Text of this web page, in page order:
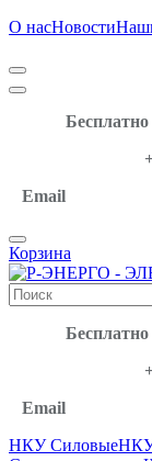
О насНовости
Бесплатно
+7 (991)
Корзина
Бесплатно
+7 (991)
НКУ СиловыеНКУ